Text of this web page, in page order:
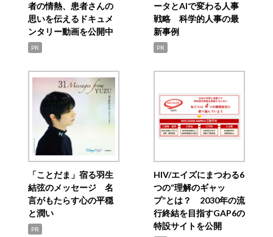
者の情熱、患者さんの
思いを伝えるドキュメ
ンタリー動画を公開中
PR
ータとAIで変わる人事
戦略 科学的人事の最
新事例
PR
「ことだま」宿る羽生
結弦のメッセージ 名
言がもたらす心の平穏
と潤い
PR
HIV/エイズにまつわる6
つの“理解のギャッ
プ”とは？ 2030年の流
行終結を目指すGAP6の
特設サイトを公開